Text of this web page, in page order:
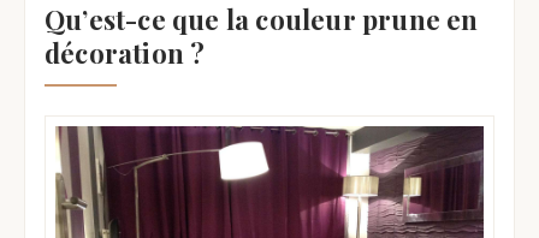
Qu’est-ce que la couleur prune en
décoration ?